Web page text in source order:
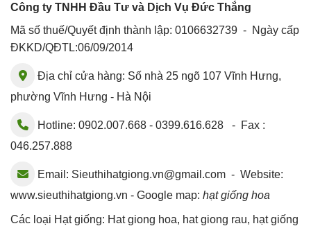
Công ty TNHH Đầu Tư và Dịch Vụ Đức Thắng
Mã số thuế/Quyết định thành lập: 0106632739 - Ngày cấp
ĐKKD/QĐTL:06/09/2014
Địa chỉ cửa hàng: Số nhà 25 ngõ 107 Vĩnh Hưng,
phường Vĩnh Hưng - Hà Nội
Hotline: 0902.007.668 - 0399.616.628 - Fax :
046.257.888
Email: Sieuthihatgiong.vn@gmail.com - Website:
www.sieuthihatgiong.vn - Google map: hạt giống hoa
Các loại Hạt giống: Hat giong hoa, hat giong rau, hạt giống